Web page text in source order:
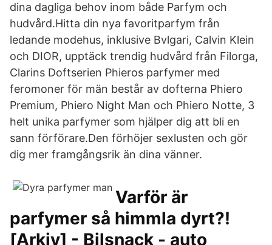
dina dagliga behov inom både Parfym och
hudvård.Hitta din nya favoritparfym från
ledande modehus, inklusive Bvlgari, Calvin Klein
och DIOR, upptäck trendig hudvård från Filorga,
Clarins Doftserien Phieros parfymer med
feromoner för män består av dofterna Phiero
Premium, Phiero Night Man och Phiero Notte, 3
helt unika parfymer som hjälper dig att bli en
sann förförare.Den förhöjer sexlusten och gör
dig mer framgångsrik än dina vänner.
Varför är
parfymer så himmla dyrt?!
[Arkiv] - Bilsnack - auto